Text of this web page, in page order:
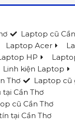
Laptop cũ
Laptop Acer
HP
Linh kiện Laptop
Thơ
Laptop cũ
Cần Thơ
cũ Cần Thơ
tại Cần Thơ